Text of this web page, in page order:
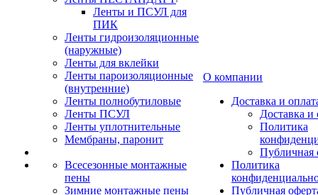
Ленты и ПСУЛ для
ПИК
Ленты гидроизоляционные
(наружные)
Ленты для вклейки
Ленты пароизоляционные
(внутренние)
Ленты полнобутиловые
Ленты ПСУЛ
Ленты уплотнительные
Мембраны, паронит
Всесезонные монтажные
пены
Зимние монтажные пены
О компании
Доставка и
Доставка и
Политика
Публичная
Политика
Публичная